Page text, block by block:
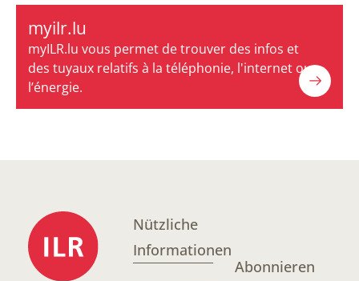
myilr.lu
myILR.lu vous permet de trouver des infos et
des tuyaux relatifs à la téléphonie, l'internet ou
l’énergie.
Nützliche
Informationen
Abonnieren